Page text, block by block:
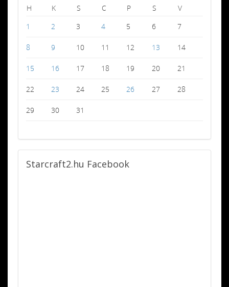
H
K S C P S
V
1
2 3 4 5 6 7
8 9 10 11 12 13 14
15 16 17 18 19 20 21
22 23 24 25 26 27 28
29 30 31
Starcraft2.hu Facebook